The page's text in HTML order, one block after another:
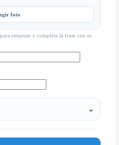
foto
empezar y completa la frase con tu